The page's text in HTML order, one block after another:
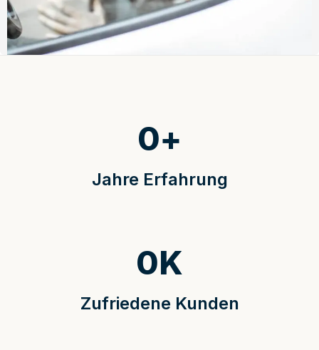
Jahre Erfahrung
0+
Zufriedene Kunden
0K